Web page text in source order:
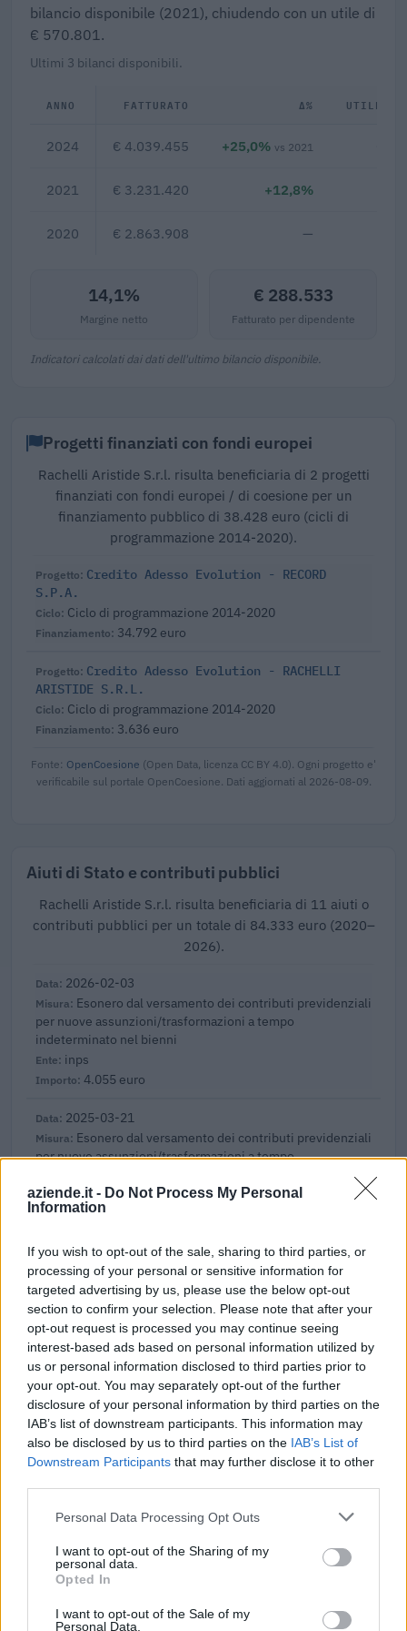
aziende.it - Do Not Process My Personal
Information
If you wish to opt-out of the sale, sharing to third parties, or
processing of your personal or sensitive information for
targeted advertising by us, please use the below opt-out
section to confirm your selection. Please note that after your
opt-out request is processed you may continue seeing
interest-based ads based on personal information utilized by
us or personal information disclosed to third parties prior to
your opt-out. You may separately opt-out of the further
disclosure of your personal information by third parties on the
IAB’s list of downstream participants. This information may
also be disclosed by us to third parties on the IAB’s List of
Downstream Participants that may further disclose it to other
Personal Data Processing Opt Outs
I want to opt-out of the Sharing of my
personal data.
Opted In
I want to opt-out of the Sale of my
Personal Data.
bilancio disponibile (2021), chiudendo con un utile di
€ 570.801.
Ultimi 3 bilanci disponibili.
ANNO FATTURATO Δ% UTILE/
2024 € 4.039.455 +25,0% vs 2021
2021 € 3.231.420 +12,8%
2020 € 2.863.908 —
14,1%
Margine netto
€ 288.533
Fatturato per dipendente
Indicatori calcolati dai dati dell'ultimo bilancio disponibile.
Progetti finanziati con fondi europei
Rachelli Aristide S.r.l. risulta beneficiaria di 2 progetti
finanziati con fondi europei / di coesione per un
finanziamento pubblico di 38.428 euro (cicli di
programmazione 2014-2020).
Credito Adesso Evolution - RECORD
S.P.A.
Ciclo di programmazione 2014-2020
34.792 euro
Credito Adesso Evolution - RACHELLI
ARISTIDE S.R.L.
Ciclo di programmazione 2014-2020
3.636 euro
Fonte: OpenCoesione (Open Data, licenza CC BY 4.0). Ogni progetto e'
verificabile sul portale OpenCoesione. Dati aggiornati al 2026-08-09.
Aiuti di Stato e contributi pubblici
Rachelli Aristide S.r.l. risulta beneficiaria di 11 aiuti o
contributi pubblici per un totale di 84.333 euro (2020–
2026).
2026-02-03
Esonero dal versamento dei contributi previdenziali
per nuove assunzioni/trasformazioni a tempo
indeterminato nel bienni
inps
4.055 euro
2025-03-21
Esonero dal versamento dei contributi previdenziali
per nuove assunzioni/trasformazioni a tempo
inps
5.443 euro
2025-01-27
Esonero dal versamento dei contributi previdenziali
per nuove assunzioni/trasformazioni a tempo
indeterminato nel bienni
inps
5.659 euro
2024-03-25
PROGRAMMA REGIONALE FONDO SOCIALE
EUROPEO PLUS 2021-2027, Formare per assumere-
Incentivi occupazionali associati a vou
UNIONCAMERE LOMBARDIA
2023-05-09
for SMEs
INFRATEL ITALIA S.P.A.